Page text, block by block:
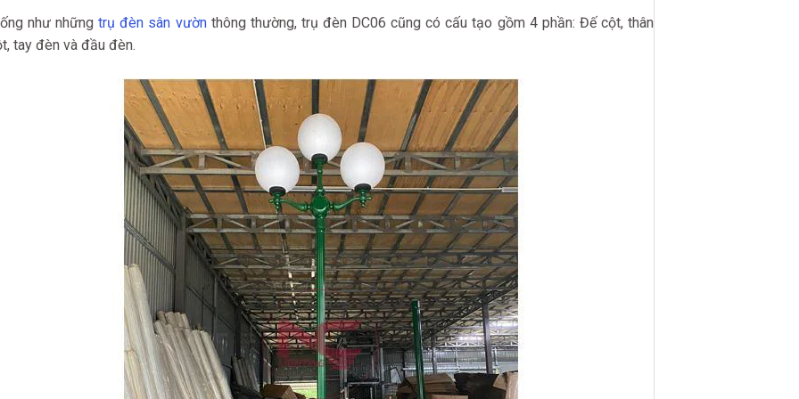
như nhữngtrụ đèn sân vườnthông thường, trụ đèn DC06 cũng có cấu tạo gồm 4 phần: Đế cột, thân
tay đèn và đầu đèn.